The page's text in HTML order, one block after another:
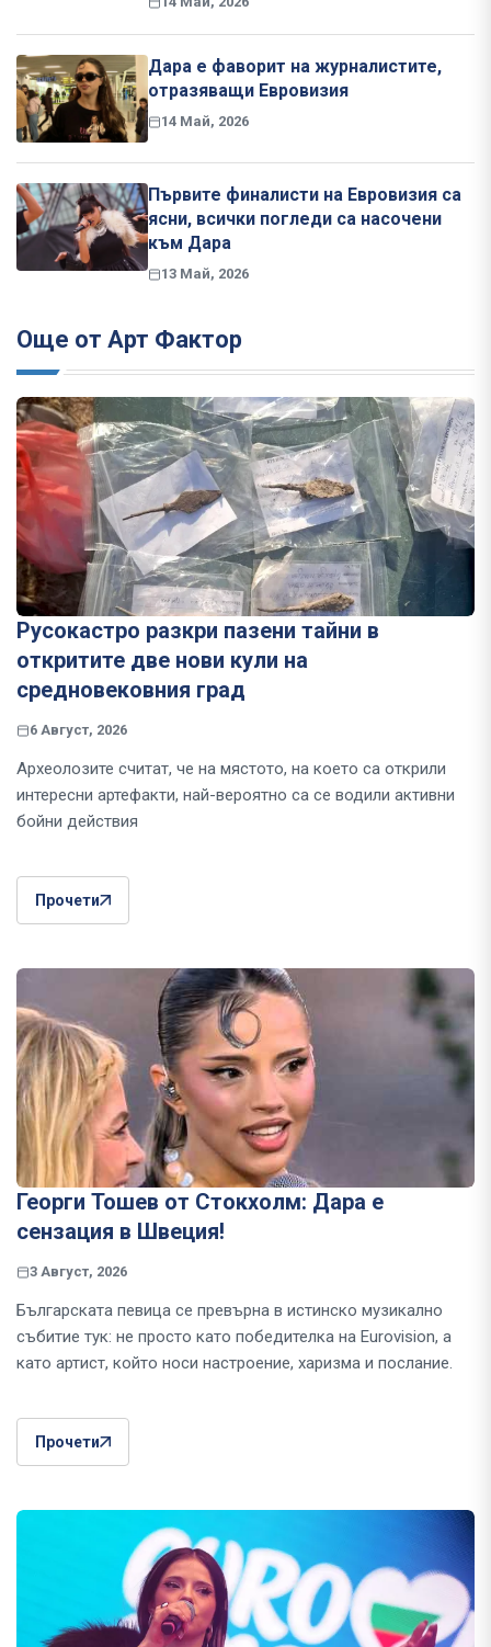
Дара е фаворит на журналистите,
отразяващи Евровизия
14 Май, 2026
Първите финалисти на Евровизия са
ясни, всички погледи са насочени
към Дара
13 Май, 2026
Още от Арт Фактор
Русокастро разкри пазени тайни в
откритите две нови кули на
средновековния град
6 Август, 2026
Археолозите считат, че на мястото, на което са открили
интересни артефакти, най-вероятно са се водили активни
бойни действия
Прочети
Георги Тошев от Стокхолм: Дара е
сензация в Швеция!
3 Август, 2026
Българската певица се превърна в истинско музикално
събитие тук: не просто като победителка на Eurovision, а
като артист, който носи настроение, харизма и послание.
Прочети